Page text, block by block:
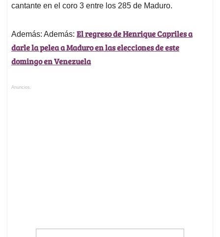
cantante en el coro 3 entre los 285 de Maduro.
Además: Además: El regreso de Henrique Capriles a
darle la pelea a Maduro en las elecciones de este
domingo en Venezuela
Anuncios.